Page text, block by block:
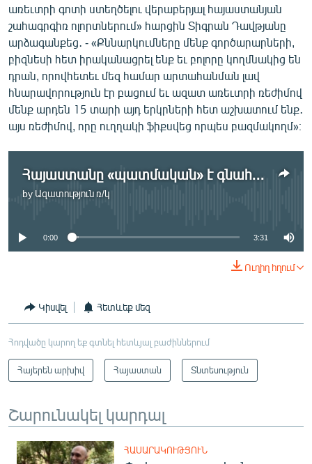
առեւտրի գոտի ստեղծելու վերաբերյալ հայաստանյան
շահագրգիռ ոլորտներում» հարցին Տիգրան Դավթյանը
արձագանքեց․ - «Քննարկումները մենք գործարարների,
բիզնեսի հետ իրականացրել ենք եւ բոլորը կողմնակից են
դրան, որովհետեւ մեզ համար արտահանման լավ
հնարավորություն էր բացում եւ ազատ առեւտրի ռեժիմով
մենք արդեն 15 տարի այդ երկրների հետ աշխատում ենք․
այս ռեժիմով, որը ուղղակի ֆիքսվեց որպես բազմակողմ»։
Հայաստանը «պատմական» է գնահատում ազատ առեւտրային գոտի ստեղծելու համաձայնագիրը
by Ազատություն ռ/կ
No media source currently available
0:00 3:31
Ուղիղ հղում
Կիսվել Հետևեք մեզ
Հոդվածը կարող եք գտնել հետևյալ բաժիններում
Հայերեն արխիվ Հայաստան Տնտեսություն
Շարունակել կարդալ
ՀԱՍԱՐԱԿՈՒԹՅՈՒՆ